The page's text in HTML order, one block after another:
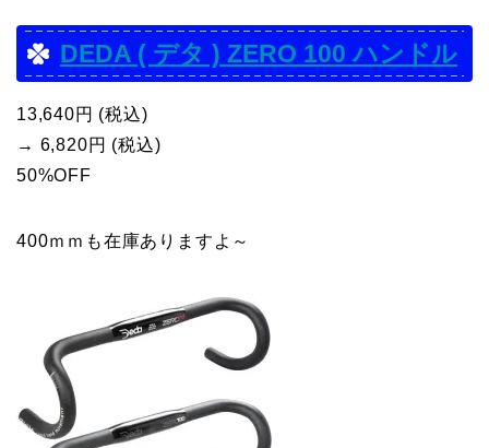
DEDA ( デタ ) ZERO 100 ハンドル
13,640円 (税込)
→ 6,820円 (税込)
50%OFF
400ｍｍも在庫ありますよ～